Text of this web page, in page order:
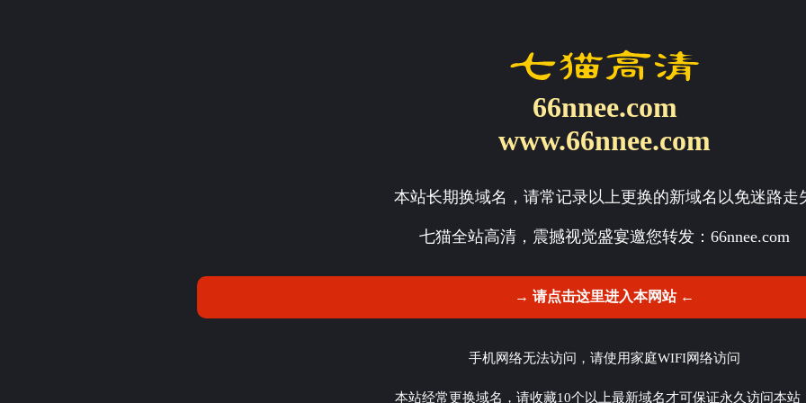
66nnee.com
www.66nnee.com
本站长期换域名，请常记录以上更换的新域名以免迷路走
七猫全站高清，震撼视觉盛宴邀您转发： 66nnee.com
→ 请点击这里进入本网站 ←
手机网络无法访问，请使用家庭WIFI网络访问
本站经常更换域名，请收藏10个以上最新域名才可保证永久访问本站